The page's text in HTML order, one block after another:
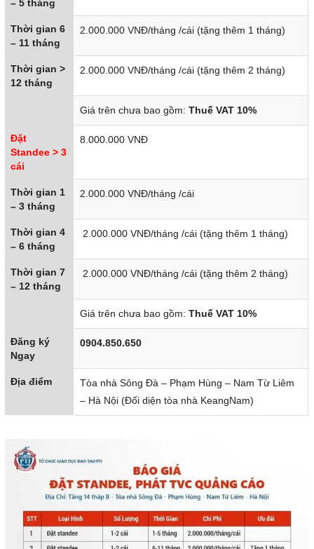
– 5 tháng
Thời gian 6
– 11 tháng
2.000.000 VNĐ/tháng /cái (tặng thêm 1 tháng)
Thời gian >
12 tháng
2.000.000 VNĐ/tháng /cái (tặng thêm 2 tháng)
Giá trên chưa bao gồm:Thuế VAT 10%
Đặt
Standee > 3
cái
8.000.000 VNĐ
Thời gian 1
– 3 tháng
2.000.000 VNĐ/tháng /cái
Thời gian 4
– 6 tháng
2.000.000 VNĐ/tháng /cái (tặng thêm 1 tháng)
Thời gian 7
– 12 tháng
2.000.000 VNĐ/tháng /cái (tặng thêm 2 tháng)
Giá trên chưa bao gồm:Thuế VAT 10%
Đăng ký
Ngay
0904.850.650
Địa điểm
Tòa nhà Sông Đà – Phạm Hùng – Nam Từ Liêm
– Hà Nội (Đối diện tòa nhà KeangNam)